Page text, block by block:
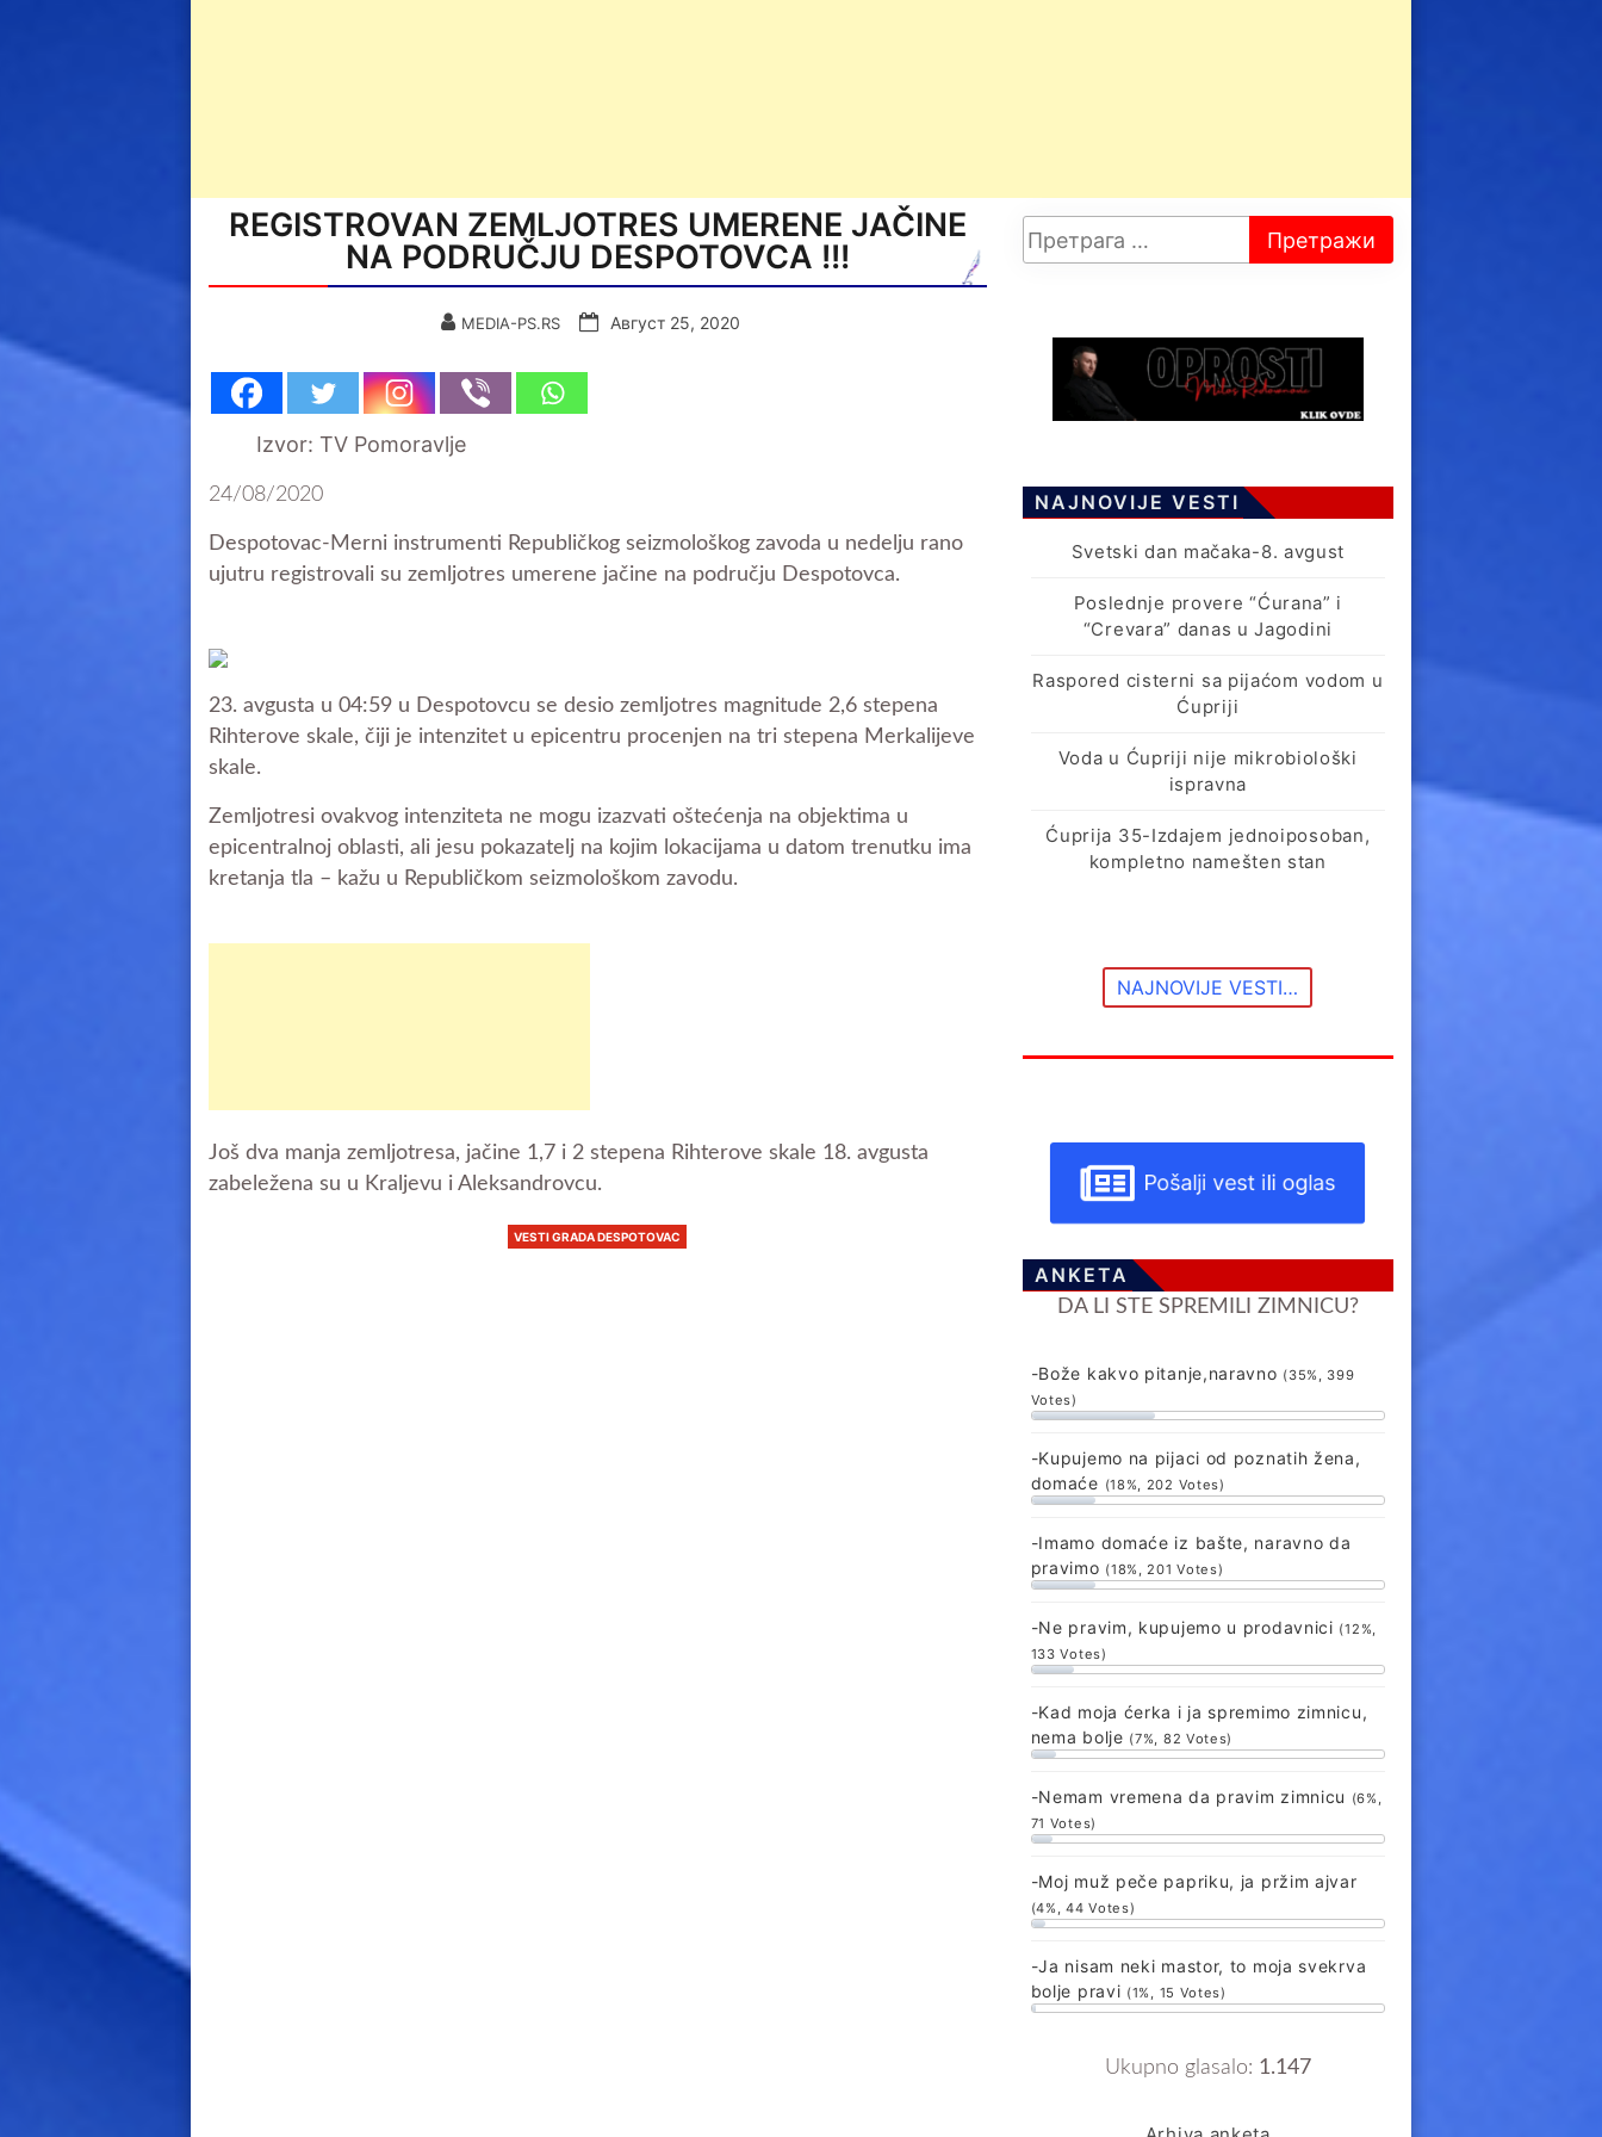
REGISTROVAN ZEMLJOTRES UMERENE JAČINE
NA PODRUČJU DESPOTOVCA !!!
MEDIA-PS.RS Август 25, 2020
Izvor: TV Pomoravlje
24/08/2020
Despotovac-Merni instrumenti Republičkog seizmološkog zavoda u nedelju rano
ujutru registrovali su zemljotres umerene jačine na području Despotovca.
23. avgusta u 04:59 u Despotovcu se desio zemljotres magnitude 2,6 stepena
Rihterove skale, čiji je intenzitet u epicentru procenjen na tri stepena Merkalijeve
skale.
Zemljotresi ovakvog intenziteta ne mogu izazvati oštećenja na objektima u
epicentralnoj oblasti, ali jesu pokazatelj na kojim lokacijama u datom trenutku ima
kretanja tla – kažu u Republičkom seizmološkom zavodu.
Još dva manja zemljotresa, jačine 1,7 i 2 stepena Rihterove skale 18. avgusta
zabeležena su u Kraljevu i Aleksandrovcu.
VESTI GRADA DESPOTOVAC
NAJNOVIJE VESTI
Svetski dan mačaka-8. avgust
Poslednje provere “Ćurana” i
“Crevara” danas u Jagodini
Raspored cisterni sa pijaćom vodom u
Ćupriji
Voda u Ćupriji nije mikrobiološki
ispravna
Ćuprija 35-Izdajem jednoiposoban,
kompletno namešten stan
NAJNOVIJE VESTI…
Pošalji vest ili oglas
ANKETA
DA LI STE SPREMILI ZIMNICU?
-Bože kakvo pitanje,naravno (35%, 399
Votes)
-Kupujemo na pijaci od poznatih žena,
domaće (18%, 202 Votes)
-Imamo domaće iz bašte, naravno da
pravimo (18%, 201 Votes)
-Ne pravim, kupujemo u prodavnici (12%,
133 Votes)
-Kad moja ćerka i ja spremimo zimnicu,
nema bolje (7%, 82 Votes)
-Nemam vremena da pravim zimnicu (6%,
71 Votes)
-Moj muž peče papriku, ja pržim ajvar
(4%, 44 Votes)
-Ja nisam neki mastor, to moja svekrva
bolje pravi (1%, 15 Votes)
Ukupno glasalo: 1.147